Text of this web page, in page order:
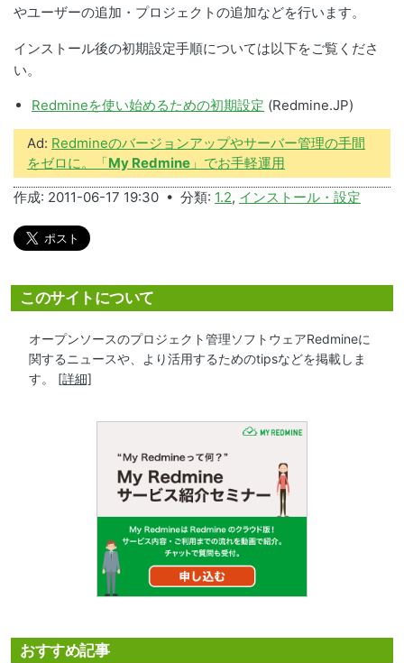
やユーザーの追加・プロジェクトの追加などを行います。
インストール後の初期設定手順については以下をご覧くださ
い。
Redmineを使い始めるための初期設定 (Redmine.JP)
Ad: Redmineのバージョンアップやサーバー管理の手間
をゼロに。「My Redmine 」でお手軽運用
作成: 2011-06-17 19:30 • 分類: 1.2, インストール・設定
このサイトについて
オープンソースのプロジェクト管理ソフトウェアRedmineに
関するニュースや、より活用するためのtipsなどを掲載しま
す。 [詳細]
おすすめ記事